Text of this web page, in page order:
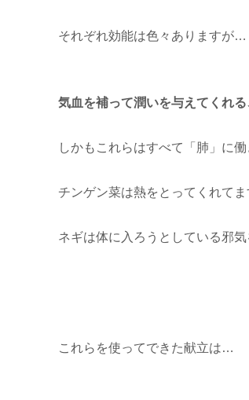
それぞれ効能は色々ありますが…
気血を補って潤いを与えてくれ
しかもこれらはすべて「肺」に
チンゲン菜は熱をとってくれてま
ネギは体に入ろうとしている邪
これらを使ってできた献立は…